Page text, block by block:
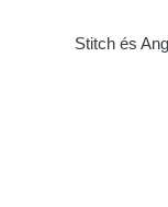
Stitch és